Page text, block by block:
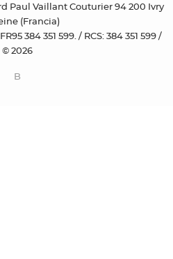
Paul Vaillant Couturier 94 200 Ivry
(Francia)
384 351 599. / RCS: 384 351 599 /
© 2026
B